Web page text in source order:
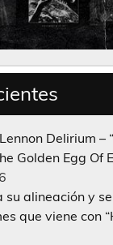
Delirium –
Golden Egg Of
su alineación y
que viene con